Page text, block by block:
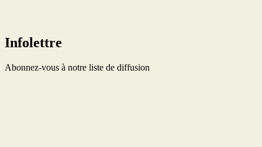
Infolettre
Abonnez-vous à notre liste de diffusion